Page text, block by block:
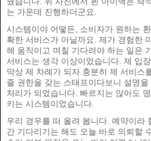
는 가운데 진행하더군요.
시스템이야 어떻든, 소비자가 원하는
확한 서비스가 아닐까요. 제가 경험한
해 움직이고 며칠 기다려야 하는 일은
서비스는 생각 이상이었습니다. 제 입
막상 제 차례가 되자 충분히 제 서비스
줄 권한을 갖는 스태프이다보니 설명
처리가 되었습니다. 빠르지는 않아도
키는 시스템이었습니다.
우리 경우를 떠 올려 봅니다. 예약이라
간 기다리기는 해도 오늘 바로 의뢰할